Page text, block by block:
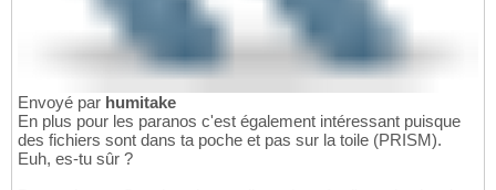
Envoyé par humitake
En plus pour les paranos c'est également intéressant puisque
des fichiers sont dans ta poche et pas sur la toile (PRISM).
Euh, es-tu sûr ?